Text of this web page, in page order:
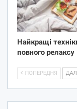
Найкращі
повного
ПОПЕРЕДНЯ